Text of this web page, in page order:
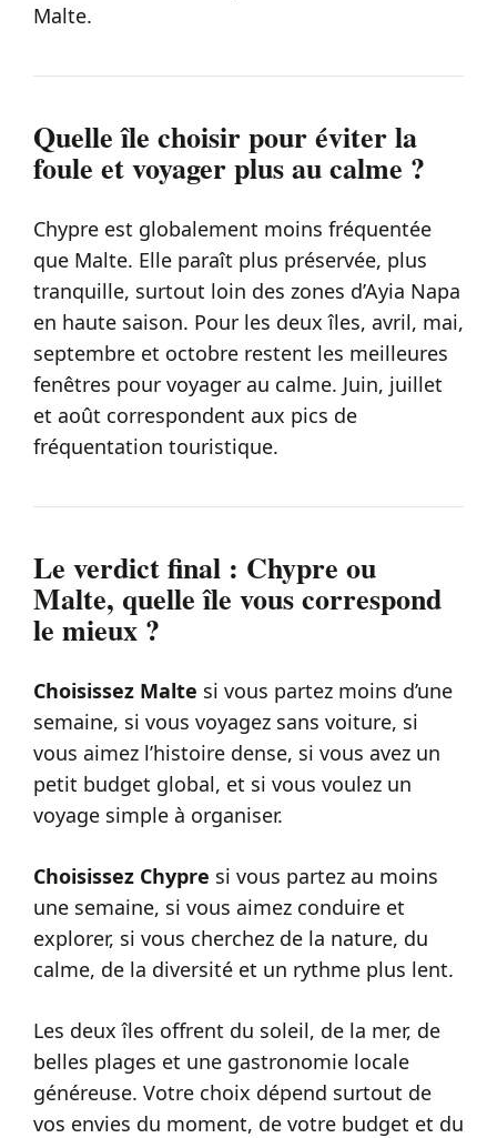
Malte.
Quelle île choisir pour éviter la
foule et voyager plus au calme ?
Chypre est globalement moins fréquentée
que Malte. Elle paraît plus préservée, plus
tranquille, surtout loin des zones d’Ayia Napa
en haute saison. Pour les deux îles, avril, mai,
septembre et octobre restent les meilleures
fenêtres pour voyager au calme. Juin, juillet
et août correspondent aux pics de
fréquentation touristique.
Le verdict final : Chypre ou
Malte, quelle île vous correspond
le mieux ?
Choisissez Malte si vous partez moins d’une
semaine, si vous voyagez sans voiture, si
vous aimez l’histoire dense, si vous avez un
petit budget global, et si vous voulez un
voyage simple à organiser.
Choisissez Chypre si vous partez au moins
une semaine, si vous aimez conduire et
explorer, si vous cherchez de la nature, du
calme, de la diversité et un rythme plus lent.
Les deux îles offrent du soleil, de la mer, de
belles plages et une gastronomie locale
généreuse. Votre choix dépend surtout de
vos envies du moment, de votre budget et du